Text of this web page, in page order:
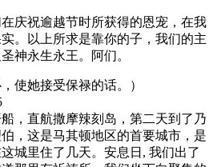
庆祝逾越节时所获得的恩宠，在我
。以上所求是靠你的子，我们的主
神永生永王。阿们。
使她接受保禄的话。）
，直航撒摩辣刻岛，第二天到了乃
，这是马其顿地区的首要城市，是
城里住了几天。安息日, 我们出了